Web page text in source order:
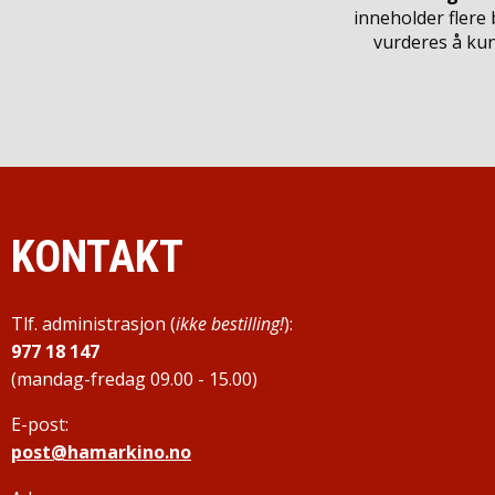
inneholder flere
vurderes å
KONTAKT
Tlf. administrasjon (ikke bestilling!):
977 18 147
(mandag-fredag 09.00 - 15.00)
E-post:
post@hamarkino.no